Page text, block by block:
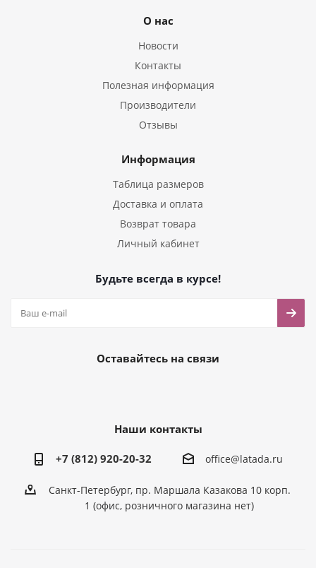
О нас
Новости
Контакты
Полезная информация
Производители
Отзывы
Информация
Таблица размеров
Доставка и оплата
Возврат товара
Личный кабинет
Будьте всегда в курсе!
Оставайтесь на связи
Наши контакты
+7 (812) 920-20-32 office@latada.ru
Санкт-Петербург, пр. Маршала Казакова 10 корп.
1 (офис, розничного магазина нет)